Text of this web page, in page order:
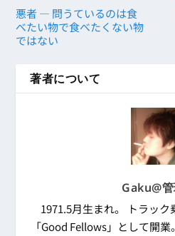
悪者 ― 問うているのは食
べたい物で食べたくない物
ではない
著者について
Gaku@
1971.5月生まれ。 トラック
「Good Fellows」として開